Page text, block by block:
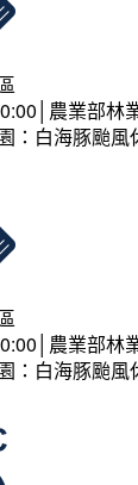
農業部林
：白海豚颱
農業部林
：白海豚颱